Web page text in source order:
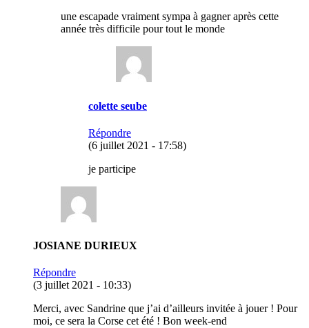
une escapade vraiment sympa à gagner après cette
année très difficile pour tout le monde
colette seube
Répondre
(6 juillet 2021 - 17:58)
je participe
JOSIANE DURIEUX
Répondre
(3 juillet 2021 - 10:33)
Merci, avec Sandrine que j’ai d’ailleurs invitée à jouer ! Pour
moi, ce sera la Corse cet été ! Bon week-end